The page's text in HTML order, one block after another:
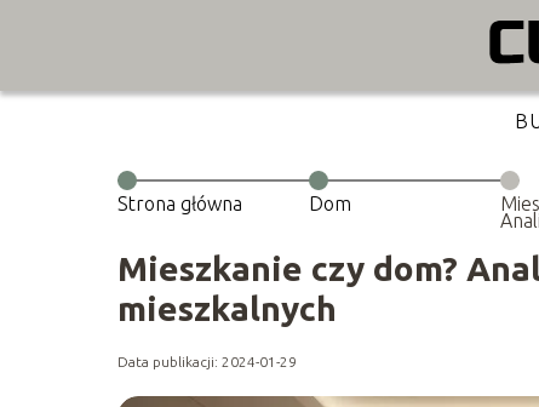
Strona główna Dom
Mieszkanie czy dom?
mieszkalnych
Data publikacji: 2024-01-29